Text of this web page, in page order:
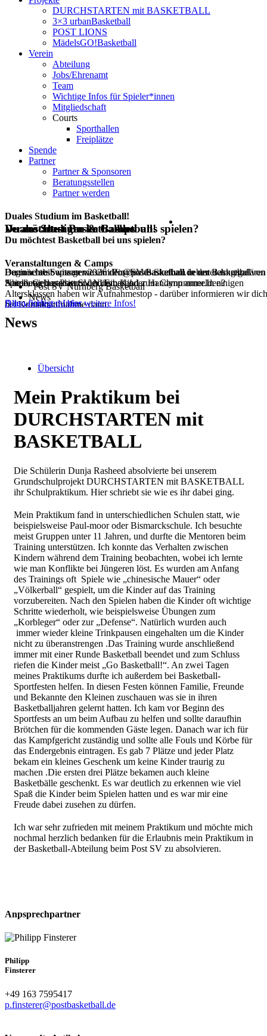
DURCHSTARTEN mit BASKETBALL
3×3 urbanBasketball
POST LIONS
MädelsGO!Basketball
Verein
Abteilung
Jobs/Ehrenamt
Team
Wichtige Infos für Spieler*innen
Mitgliedschaft
Courts
Sporthallen
Freiplätze
Spende
Partner
Partner & Sponsoren
Beratungsstellen
Partner werden
Duales Studium im Basketball!
Beginne ab Septemer 2026 dein duales Studium in der Basketball
Abteilung des Post SV Nürnberg!
Alle wichtigen Infos
Du möchtest Basketball bei uns spielen?
Dann schreib uns gerne an info@postbasketball.de unter Angabe von
Name, Geburtsdatum und Email oder Handynummer.In einigen
Altersklassen haben wir Aufnahmestop - darüber informieren wir dich
bei Kontaktaufnahme dann.
Veranstaltungen & Camps
Du möchtest wissen was im Post SV Basketball neben dem regulären
Spielbetrieb passiert oder dein Kind zum Camp anmelden?
Dann findest du hier weitere Infos!
Duales Studium im Basketball!
Du möchtest Basketball bei uns spielen?
Veranstaltungen & Camps
Post SV Nürnberg Basketball
News
News
Übersicht
Mein Praktikum bei
DURCHSTARTEN mit
BASKETBALL
Die Schülerin Dunja Rasheed absolvierte bei unserem
Grundschulprojekt DURCHSTARTEN mit BASKETBALL
ihr Schulpraktikum. Hier schriebt sie wie es ihr dabei ging.
Mein Praktikum fand in unterschiedlichen Schulen statt, wie
beispielsweise Paul-moor oder Bismarckschule. Ich besuchte
meist Gruppen unter 11 Jahren, und durfte die Mentoren beim
Training unterstützen. Ich konnte das Verhalten zwischen
Kindern während dem Training beobachten, wobei ich lernte
wie man Konflikte bei Jüngeren löst. Es wurden am Anfang
des Trainings oft Spiele wie „chinesische Mauer“ oder
„Völkerball“ gespielt, um die Kinder auf das Training
vorzubereiten. Nach den Spielen haben die Kinder oft wichtige
Schritte wiederholt, wie beispielsweise Übungen zum
„Korbleger“ oder zur „Defense“. Natürlich wurden auch
immer wieder kleine Trinkpausen eingehalten um die Kinder
nicht zu überanstrengen .Das Training wurde anschließend
immer mit einer Runde Basketball beendet und zum Schluss
riefen die Kinder meist „Go Basketball!“. An zwei Tagen
meines Praktikums durfte ich außerdem bei Basketball-
Sportfesten helfen. In diesen Festen können Familie, Freunde
und Bekannte den Kleinen zuschauen was sie in ihren
Basketballjahren gelernt hatten. Ich kam vor Beginn des
Sportfests an um beim Aufbau zu helfen und sollte daraufhin
Brötchen für die kommenden Gäste legen. Danach war ich für
das Kampfgericht zuständig und sollte alle Fouls und Körbe für
das Endergebnis eintragen. Es gab 7 Plätze und jeder Platz
bekam ein kleines Geschenk um keine Kinder traurig zu
machen .Die ersten drei Plätze bekamen auch kleine
Basketbälle geschenkt. Es war deutlich zu erkennen wie viel
Spaß die Kinder beim Spielen hatten und es war mir eine
Freude dabei zusehen zu dürfen.
Ich war sehr zufrieden mit meinem Praktikum und möchte mich
nochmal herzlich bedanken für die Erlaubnis mein Praktikum in
der Basketball-Abteilung beim Post SV zu absolvieren.
Anpsprechpartner
Philipp
Finsterer
+49 163 7595417
p.finsterer@postbasketball.de